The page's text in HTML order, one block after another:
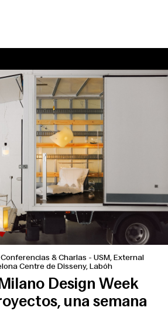
& Charlas - USM, External
Centre de Disseny, Labóh
Design Week
una semana